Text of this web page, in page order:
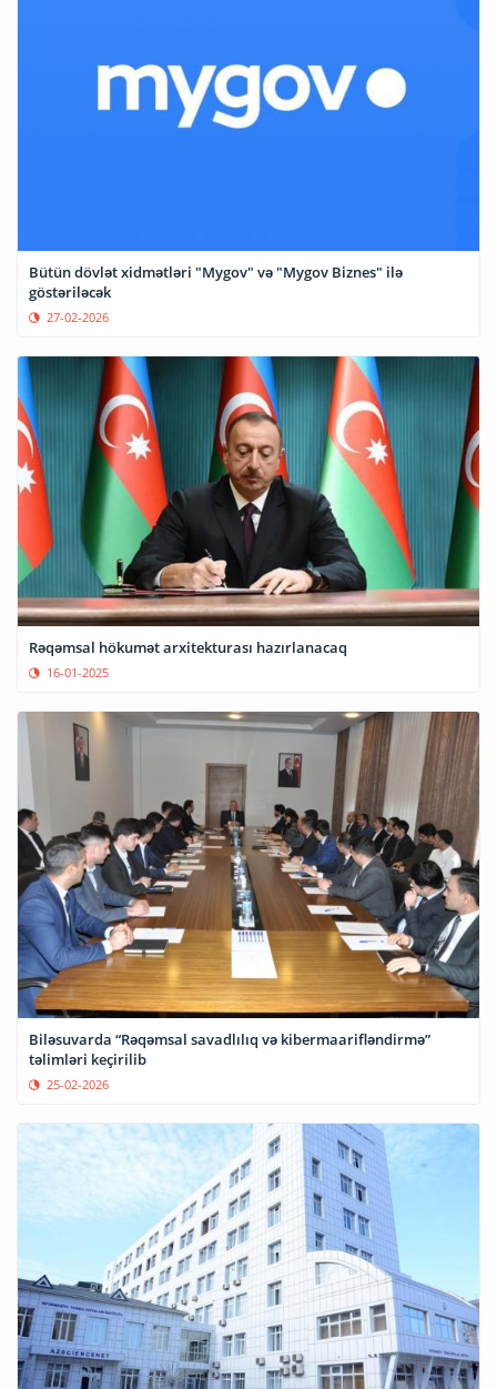
Bütün dövlət xidmətləri "Mygov" və "Mygov Biznes" ilə
göstəriləcək
27-02-2026
Rəqəmsal hökumət arxitekturası hazırlanacaq
16-01-2025
Biləsuvarda “Rəqəmsal savadlılıq və kibermaarifləndirmə”
təlimləri keçirilib
25-02-2026